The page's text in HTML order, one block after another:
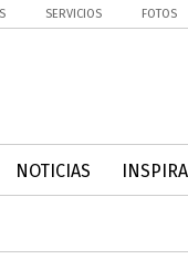
SERVICIOS FOTOS
NOTICIAS